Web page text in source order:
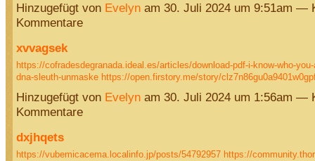
Hinzugefügt von Evelynam 30. Juli 2024 um 9:51am —
Kommentare
xvvagsek
https://cofradesdegranada.ideal.es/articles/download-pdf-i-know-who-
dna-sleuth-unmaske https://open.firstory.me/story/
Hinzugefügt von Evelynam 30. Juli 2024 um 1:56am —
Kommentare
dxjhqets
https://vubemicacema.localinfo.jp/posts/54792957 https://